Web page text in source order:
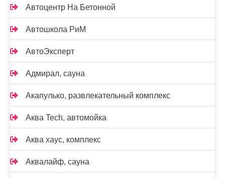
Автоцентр На Бетонной
Автошкола РиМ
АвтоЭксперт
Адмирал, сауна
Акапулько, развлекательный комплекс
Аква Tech, автомойка
Аква хаус, комплекс
Аквалайф, сауна